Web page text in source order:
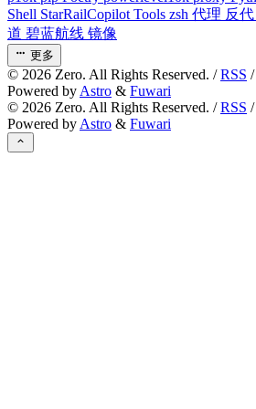
Shell StarRailCopilot Tools zsh 代理 反代
道 碧蓝航线 镜像
更多
© 2026 Zero. All Rights Reserved. /RSS /
Powered by Astro & Fuwari
© 2026 Zero. All Rights Reserved. /RSS /
Powered by Astro & Fuwari